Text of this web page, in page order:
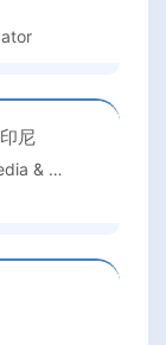
印尼
marketing manager - social media & kol partnerships